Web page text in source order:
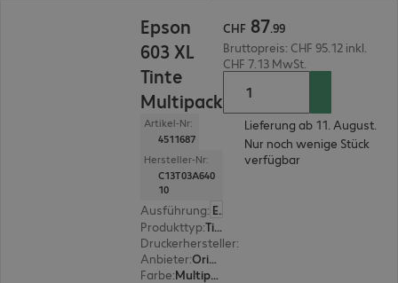
Epson
603 XL
Tinte
Multipack
Artikel-Nr:
4511687
Hersteller-Nr:
C13T03A640
10
Ausführung:
Europäisch
Produkttyp:
Tinte
Druckerhersteller:
Anbieter:
Original
Farbe: Multipack (schwarz, magenta, gelb, cyan)
CHF 87.99
Bruttopreis: CHF 95.12 inkl.
CHF 7.13 MwSt.
Lieferung ab 11. August.
Nur noch wenige Stück
verfügbar